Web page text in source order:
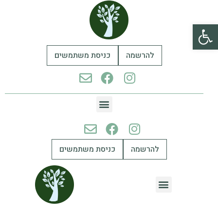
פתח סרגל נגישות
להרשמה כניסת משתמשים
להרשמה כניסת משתמשים